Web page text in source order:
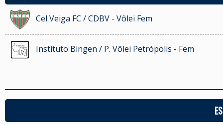
Cel Veiga FC / CDBV - Vôlei Fem
Instituto Bingen / P. Vôlei Petrópolis - Fem